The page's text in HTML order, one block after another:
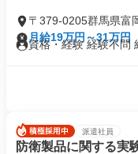
〒379-0205群馬県富
月給19万円～31万円
資格・経験 経験不問
派遣社員
防衛製品に関する実